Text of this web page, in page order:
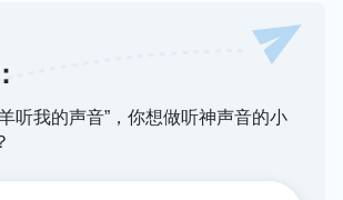
听我的声音”，你想做听神声音的小